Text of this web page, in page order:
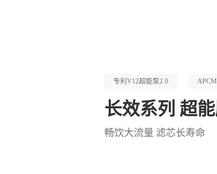
专利V12超能泵2.0
长效系列 超能
畅饮大流量 滤芯长寿命